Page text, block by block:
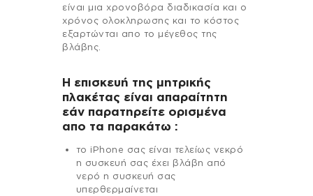
είναι μια χρονοβόρα διαδικασία και ο
χρόνος ολοκληρωσης και το κόστος
εξαρτώνται απο το μέγεθος της
βλάβης.
Η επισκευή της μητρικής
πλακέτας είναι απαραίτητη
εάν παρατηρείτε ορισμένα
απο τα παρακάτω :
το iPhone σας είναι τελείως νεκρό
η συσκευή σας έχει βλάβη από
νερό η συσκευή σας
υπερθερμαίνεται